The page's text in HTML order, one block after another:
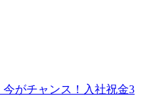
今がチャンス！入社祝金3